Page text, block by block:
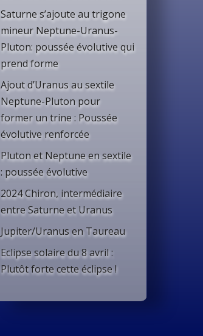
Saturne s’ajoute au trigone
mineur Neptune-Uranus-
Pluton: poussée évolutive qui
prend forme
Ajout d’Uranus au sextile
Neptune-Pluton pour
former un trine : Poussée
évolutive renforcée
Pluton et Neptune en sextile
: poussée évolutive
2024 Chiron, intermédiaire
entre Saturne et Uranus
Jupiter/Uranus en Taureau
Eclipse solaire du 8 avril :
Plutôt forte cette éclipse !